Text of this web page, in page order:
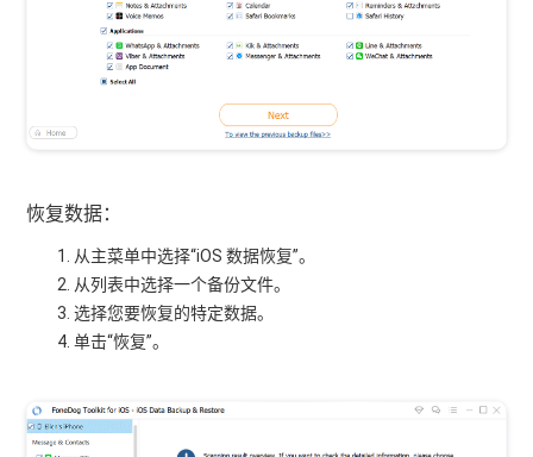
恢复数据：
从主菜单中选择“iOS 数据恢复”。
从列表中选择一个备份文件。
选择您要恢复的特定数据。
单击“恢复”。